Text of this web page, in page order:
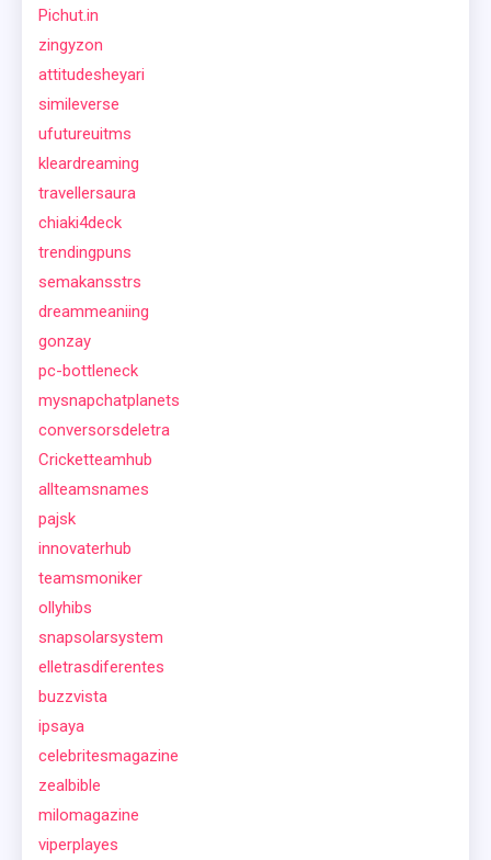
Pichut.in
zingyzon
attitudesheyari
simileverse
ufutureuitms
kleardreaming
travellersaura
chiaki4deck
trendingpuns
semakansstrs
dreammeaniing
gonzay
pc-bottleneck
mysnapchatplanets
conversorsdeletra
Cricketteamhub
allteamsnames
pajsk
innovaterhub
teamsmoniker
ollyhibs
snapsolarsystem
elletrasdiferentes
buzzvista
ipsaya
celebritesmagazine
zealbible
milomagazine
viperplayes